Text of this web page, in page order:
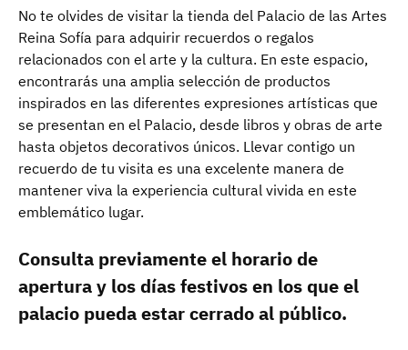
No te olvides de visitar la tienda del Palacio de las Artes
Reina Sofía para adquirir recuerdos o regalos
relacionados con el arte y la cultura. En este espacio,
encontrarás una amplia selección de productos
inspirados en las diferentes expresiones artísticas que
se presentan en el Palacio, desde libros y obras de arte
hasta objetos decorativos únicos. Llevar contigo un
recuerdo de tu visita es una excelente manera de
mantener viva la experiencia cultural vivida en este
emblemático lugar.
Consulta previamente el horario de
apertura y los días festivos en los que el
palacio pueda estar cerrado al público.